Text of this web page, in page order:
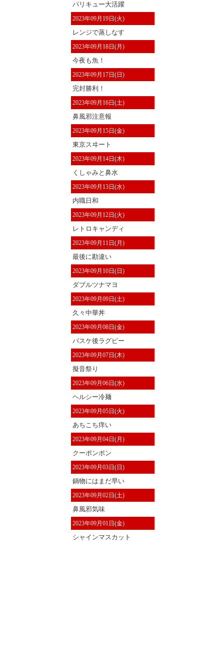
パリキュー大活躍
2023年09月19日(火)
レンジで蒸しなす
2023年09月18日(月)
今夜も魚！
2023年09月17日(日)
完封勝利！
2023年09月16日(土)
鼻風邪注意報
2023年09月15日(金)
東京スヰート
2023年09月14日(木)
くしゃみと鼻水
2023年09月13日(水)
内職日和
2023年09月12日(火)
レトロキャンディ
2023年09月11日(月)
最後に勘違い
2023年09月10日(日)
ダブルツナマヨ
2023年09月09日(土)
久々中華丼
2023年09月08日(金)
バスケ後ラグビー
2023年09月07日(木)
擬音祭り
2023年09月06日(水)
ヘルシー冷麺
2023年09月05日(火)
あちこち痒い
2023年09月04日(月)
クーポンポン
2023年09月03日(日)
鍋物にはまだ早い
2023年09月02日(土)
鼻風邪気味
2023年09月01日(金)
シャインマスカット